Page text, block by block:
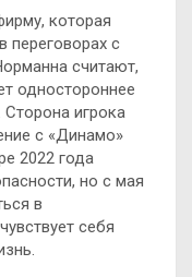
которая
переговорах с
считают,
одностороннее
Сторона игрока
с «Динамо»
2022 года
но с мая
в
себя